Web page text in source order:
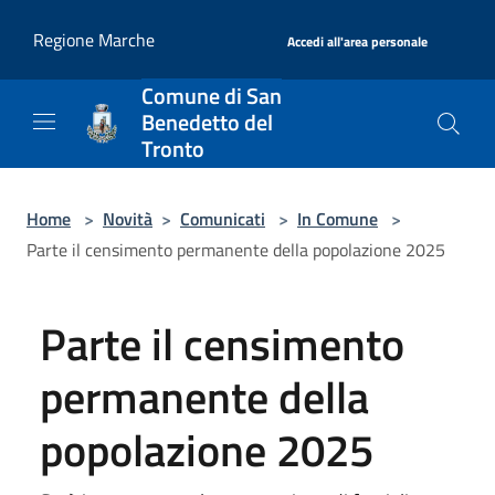
Regione Marche
Accedi all'area personale
Comune di San
Benedetto del
Tronto
Home > Novità > Comunicati > In Comune >
Parte il censimento permanente della popolazione 2025
Parte il censimento
permanente della
popolazione 2025